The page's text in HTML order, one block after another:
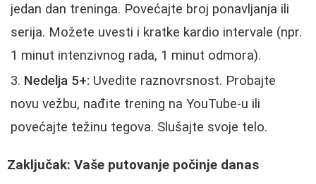
jedan dan treninga. Povećajte broj ponavljanja ili
serija. Možete uvesti i kratke kardio intervale (npr.
1 minut intenzivnog rada, 1 minut odmora).
Nedelja 5+: Uvedite raznovrsnost. Probajte
novu vežbu, nađite trening na YouTube-u ili
povećajte težinu tegova. Slušajte svoje telo.
Zaključak: Vaše putovanje počinje danas